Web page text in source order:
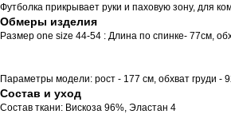
Футболка прикрывает руки и паховую зону, для
Обмеры изделия
Размер one size 44-54 : Длина по спинке- 77см,
Параметры модели: рост - 177 см, обхват груди -
Состав и уход
Состав ткани: Вискоза 96%, Эластан 4